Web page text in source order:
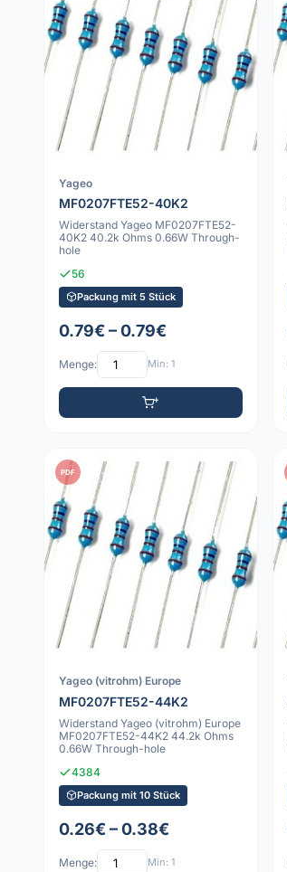
Yageo
MF0207FTE52-40K2
Widerstand Yageo MF0207FTE52-
40K2 40.2k Ohms 0.66W Through-
hole
56
Packung mit 5 Stück
0.79€ – 0.79€
Menge: Min: 1
PDF
Yageo (vitrohm) Europe
MF0207FTE52-44K2
Widerstand Yageo (vitrohm) Europe
MF0207FTE52-44K2 44.2k Ohms
0.66W Through-hole
4384
Packung mit 10 Stück
0.26€ – 0.38€
Menge: Min: 1